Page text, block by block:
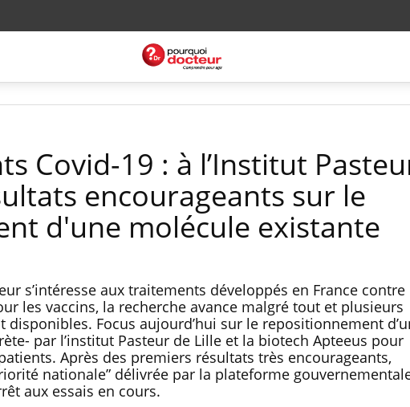
Covid-19 : à l’Institut
encourageants sur le
d'une molécule existante
s’intéresse aux traitements développés en France contre
les vaccins, la recherche avance malgré tout et plusieurs
Focus aujourd’hui sur le repositionnement
par l’institut Pasteur de Lille et la biotech Apteeus pour
Après des premiers résultats très encourageants,
nationale” délivrée par la plateforme
aux essais en cours.